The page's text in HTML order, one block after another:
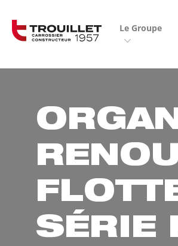
Le Groupe
SÉRIE